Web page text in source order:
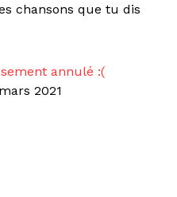
chansons que tu dis
annulé :(
2021